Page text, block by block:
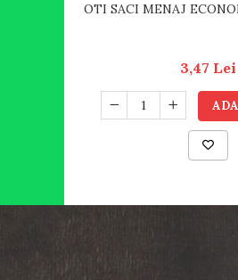
OTI SACI MENAJ
3,47 Lei